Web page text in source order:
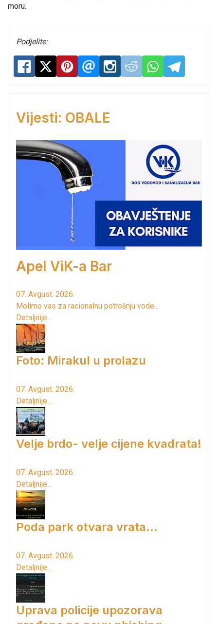
moru.
Podjelite:
Vijesti: OBALE
Apel ViK-a Bar
07. Avgust. 2026.
Molimo vas za racionalnu potrošnju vode...
Detaljnije...
Foto: Mirakul u prolazu
07. Avgust. 2026.
Detaljnije...
Velje brdo- velje cijene kvadrata!
07. Avgust. 2026.
Detaljnije...
Poda park otvara vrata...
07. Avgust. 2026.
Detaljnije...
Uprava policije upozorava